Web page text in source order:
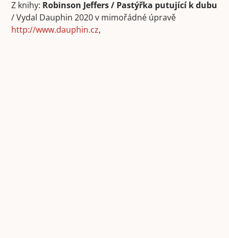
Z knihy: Robinson Jeffers / Pastýřka putující k dubu
/ Vydal Dauphin 2020 v mimořádné úpravě
http://www.dauphin.cz,